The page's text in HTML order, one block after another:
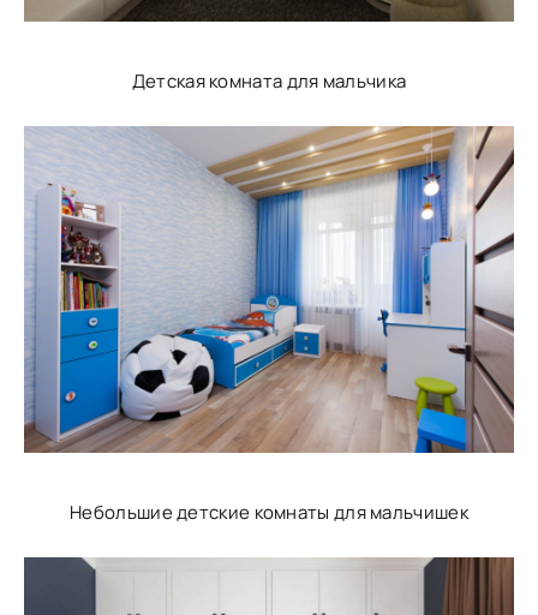
Детская комната для мальчика
Небольшие детские комнаты для мальчишек